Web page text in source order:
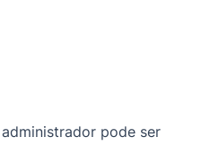
pode ser